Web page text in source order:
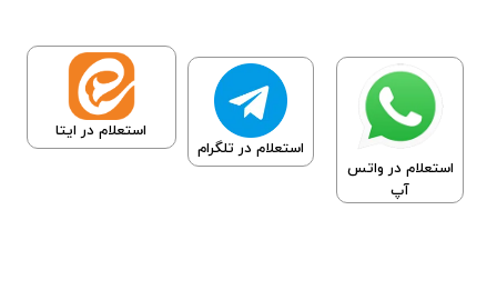
استعلام در واتس
آپ
استعلام در تلگرام
استعلام در ایتا